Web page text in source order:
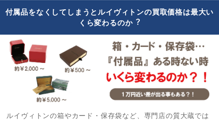
付属品をなくしてしまうとルイヴィトンの買取価格は最大い
くら変わるのか︖
ルイヴィトンの箱やカード・保存袋など、専門店の質大蔵では